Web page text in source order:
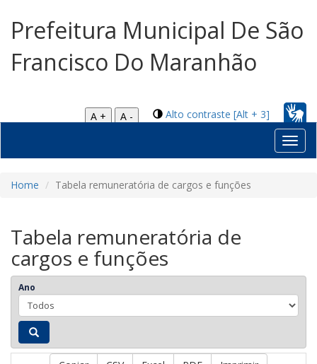
Prefeitura Municipal De São
Francisco Do Maranhão
Alto contraste [Alt + 3]
A +
A -
Home Tabela remuneratória de cargos e funções
Tabela remuneratória de
cargos e funções
Ano